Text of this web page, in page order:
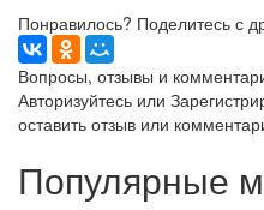
Понравилось? Поделитесь с
Вопросы, отзывы и
Авторизуйтесь или
оставить отзыв или
Популярные